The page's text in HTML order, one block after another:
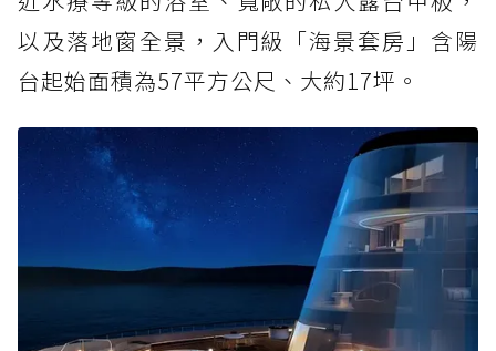
以及落地窗全景，入門級「海景套房」含陽
台起始面積為57平方公尺、大約17坪。